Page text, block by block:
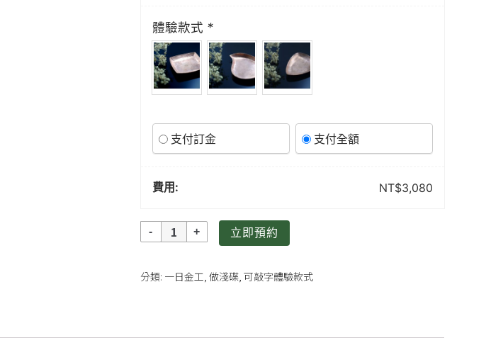
體驗款式 *
支付訂金 支付全額
費用: NT$3,080
數
量
立即預約
分類: 一日金工 做淺碟, 可敲字體驗款式